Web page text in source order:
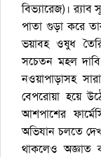
বিভ্যারেজ)। র‌্যাব
পাতা গুড়া করে
ভয়াবহ ওষুধ
সচেতন মহল দাবি
নওয়াপাড়াসহ
বেপরোয়া হয়ে
আশপাশের
অভিযান চলতে
থাকলেও অজ্ঞাত